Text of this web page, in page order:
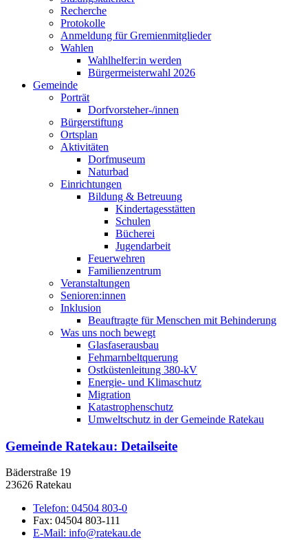
Recherche
Protokolle
Anmeldung für Gremienmitglieder
Wahlen
Wahlhelfer:in werden
Bürgermeisterwahl 2026
Gemeinde
Porträt
Dorfvorsteher-/innen
Bürgerstiftung
Ortsplan
Aktivitäten
Dorfmuseum
Naturbad
Einrichtungen
Bildung & Betreuung
Kindertagesstätten
Schulen
Bücherei
Jugendarbeit
Feuerwehren
Familienzentrum
Veranstaltungen
Senioren:innen
Inklusion
Beauftragte für Menschen mit Behinderung
Was uns noch bewegt
Glasfaserausbau
Fehmarnbeltquerung
Ostküstenleitung 380-kV
Energie- und Klimaschutz
Migration
Katastrophenschutz
Umweltschutz in der Gemeinde Ratekau
Gemeinde Ratekau: Detailseite
Bäderstraße 19
23626 Ratekau
Telefon: 04504 803-0
Fax: 04504 803-111
E-Mail: info@ratekau.de